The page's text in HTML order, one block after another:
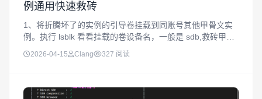
例通用快速救砖
1、将折腾坏了的实例的引导卷挂载到同账号其他甲骨文实
例。执行 lsblk 看看挂载的卷设备名，一般是 sdb,救砖甲骨
文 AMD 执行Debian 11curl -Lo-
"https://cloud.debian.org/...
2026-04-15 Clang 327 阅读